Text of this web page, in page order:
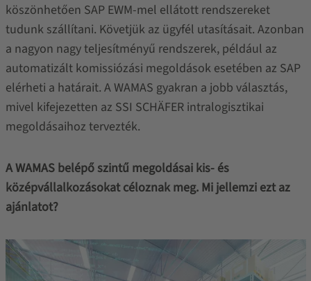
köszönhetően SAP EWM-mel ellátott rendszereket
tudunk szállítani. Követjük az ügyfél utasításait. Azonban
a nagyon nagy teljesítményű rendszerek, például az
automatizált komissiózási megoldások esetében az SAP
elérheti a határait. A WAMAS gyakran a jobb választás,
mivel kifejezetten az SSI SCHÄFER intralogisztikai
megoldásaihoz tervezték.
A WAMAS belépő szintű megoldásai kis- és
középvállalkozásokat céloznak meg. Mi jellemzi ezt az
ajánlatot?